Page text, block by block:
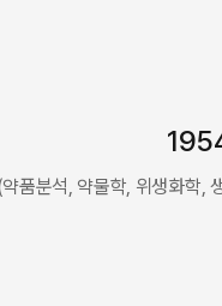
품분석, 약물학, 위생화학,